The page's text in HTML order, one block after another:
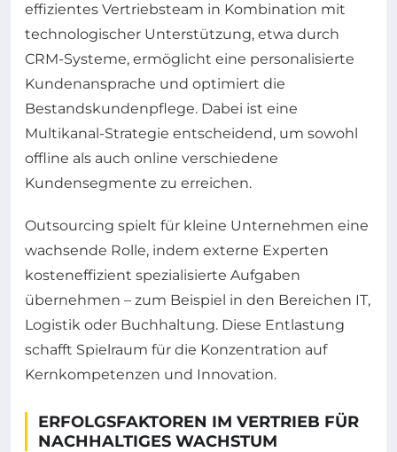
effizientes Vertriebsteam in Kombination mit
technologischer Unterstützung, etwa durch
CRM-Systeme, ermöglicht eine personalisierte
Kundenansprache und optimiert die
Bestandskundenpflege. Dabei ist eine
Multikanal-Strategie entscheidend, um sowohl
offline als auch online verschiedene
Kundensegmente zu erreichen.
Outsourcing spielt für kleine Unternehmen eine
wachsende Rolle, indem externe Experten
kosteneffizient spezialisierte Aufgaben
übernehmen – zum Beispiel in den Bereichen IT,
Logistik oder Buchhaltung. Diese Entlastung
schafft Spielraum für die Konzentration auf
Kernkompetenzen und Innovation.
ERFOLGSFAKTOREN IM VERTRIEB FÜR
NACHHALTIGES WACHSTUM